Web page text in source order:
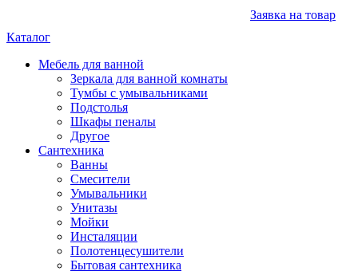
Заявка на товар
Каталог
Мебель для ванной
Зеркала для ванной комнаты
Тумбы с умывальниками
Подстолья
Шкафы пеналы
Другое
Сантехника
Ванны
Смесители
Умывальники
Унитазы
Мойки
Инсталяции
Полотенцесушители
Бытовая сантехника